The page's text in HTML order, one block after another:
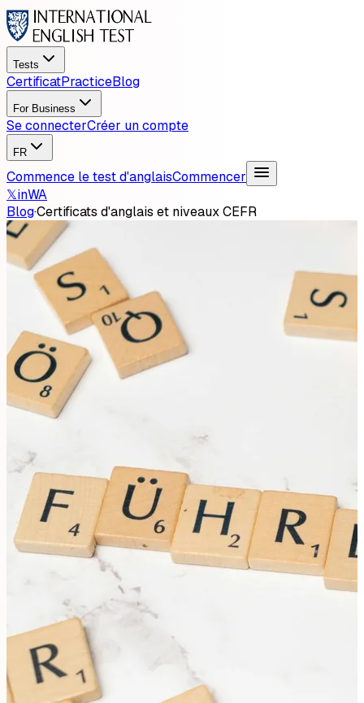
Tests
CertificatPracticeBlog
For Business
Se connecterCréer un compte
FR
Commence le test d'anglaisCommencer
𝕏inWA
Blog·Certificats d'anglais et niveaux CEFR